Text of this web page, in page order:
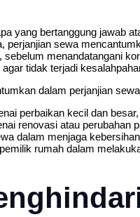
yang bertanggung jawab
perjanjian sewa
sebelum menandatangani
tidak terjadi
dalam perjanjian
perbaikan kecil dan
renovasi atau perubahan
dalam menjaga
rumah dalam